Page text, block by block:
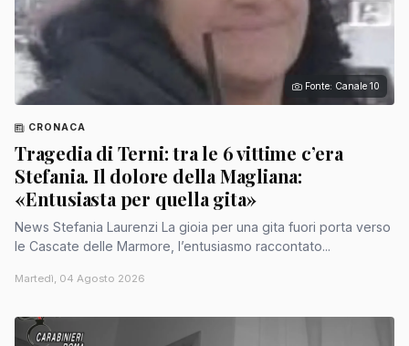
Fonte: Canale 10
CRONACA
Tragedia di Terni: tra le 6 vittime c’era
Stefania. Il dolore della Magliana:
«Entusiasta per quella gita»
News Stefania Laurenzi La gioia per una gita fuori porta verso
le Cascate delle Marmore, l’entusiasmo raccontato...
Martedì, 04 Agosto 2026